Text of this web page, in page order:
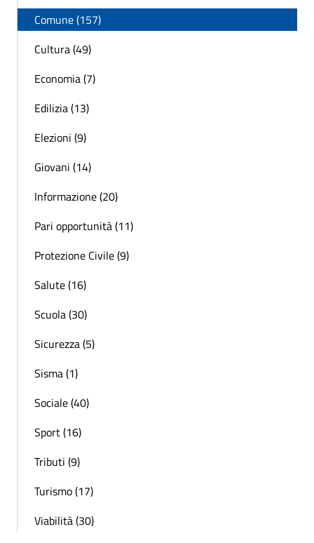
Comune (157)
Cultura (49)
Economia (7)
Edilizia (13)
Elezioni (9)
Giovani (14)
Informazione (20)
Pari opportunità (11)
Protezione Civile (9)
Salute (16)
Scuola (30)
Sicurezza (5)
Sisma (1)
Sociale (40)
Sport (16)
Tributi (9)
Turismo (17)
Viabilità (30)